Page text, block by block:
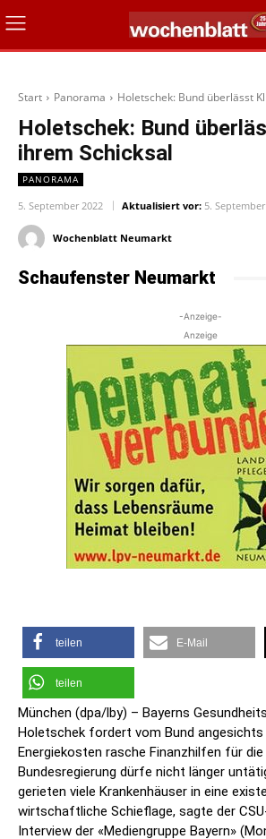
Start Panorama Holetschek: Bund überlässt
Holetschek: Bund
ihrem Schicksal
PANORAMA
5. September 2022 Aktualisiert vor: 5.
Wochenblatt Neumarkt
Schaufenster Neumarkt
-Anzeige-
Anzeige
teilen E-Mail
teilen
München (dpa/lby) – Bayerns
Holetschek fordert vom Bund angesichts
Energiekosten rasche Finanzhilfen für die
Bundesregierung dürfe nicht länger
gerieten viele Krankenhäuser in eine
wirtschaftliche Schieflage, sagte der
Interview der «Mediengruppe Bayern»